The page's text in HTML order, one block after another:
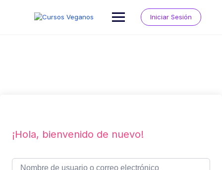
Iniciar Sesión
¡Hola, bienvenido de nuevo!